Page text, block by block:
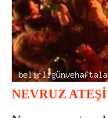
NEVRUZ